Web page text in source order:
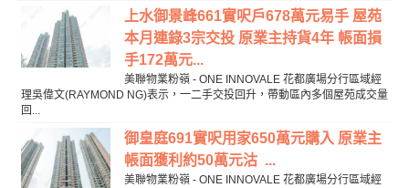
上水御景峰661實呎戶678萬元易手 屋苑
本月連錄3宗交投 原業主持貨4年 帳面損
手172萬元...
美聯物業粉嶺 - ONE INNOVALE 花都廣場分行區域經
理吳偉文(RAYMOND NG)表示，一二手交投回升，帶動區內多個屋苑成交量
回...
御皇庭691實呎用家650萬元購入 原業主
帳面獲利約50萬元沽 ...
美聯物業粉嶺 - ONE INNOVALE 花都廣場分行區域經